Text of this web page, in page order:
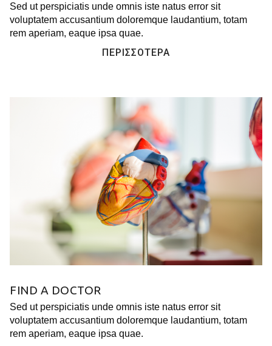
Sed ut perspiciatis unde omnis iste natus error sit
voluptatem accusantium doloremque laudantium, totam
rem aperiam, eaque ipsa quae.
ΠΕΡΙΣΣΌΤΕΡΑ
FIND A DOCTOR
Sed ut perspiciatis unde omnis iste natus error sit
voluptatem accusantium doloremque laudantium, totam
rem aperiam, eaque ipsa quae.